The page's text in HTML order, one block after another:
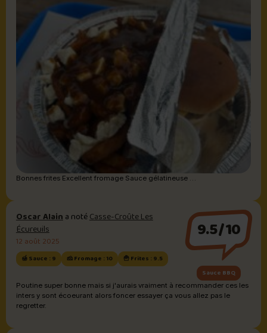
Bonnes frites Excellent fromage Sauce gélatineuse …
Oscar Alaina notéCasse-Croûte Les
Écureuils
12 août 2025
🍯 Sauce : 9 🧀 Fromage : 10 🍟 Frites : 9.5
9.5/10
Sauce BBQ
Poutine super bonne mais si j'aurais vraiment à recommander ces les
inters y sont écoeurant alors foncer essayer ça vous allez pas le
regretter.